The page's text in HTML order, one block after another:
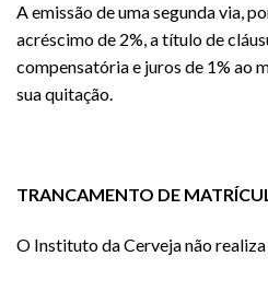
A emissão de uma segunda via,
acréscimo de 2%, a título de
compensatória e juros de 1% ao
sua quitação.
TRANCAMENTO DE
O Instituto da Cerveja não